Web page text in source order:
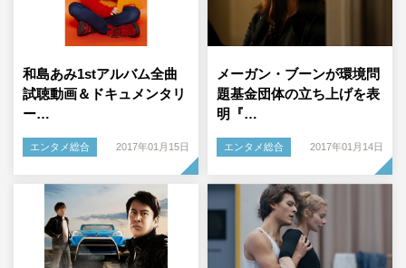
和島あみ1stアルバム全曲
試聴動画＆ドキュメンタリ
ー…
エンタメ総合 2017年01月15日
メーガン・ブーンが環境問
題基金団体の立ち上げを表
明『…
エンタメ総合 2017年01月14日